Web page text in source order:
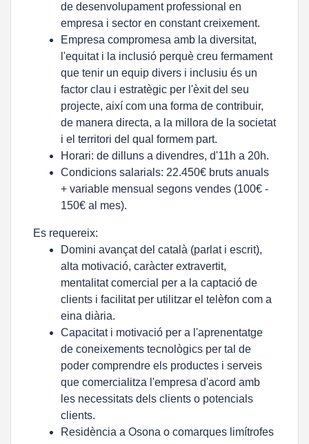
de desenvolupament professional en
empresa i sector en constant creixement.
Empresa compromesa amb la diversitat,
l'equitat i la inclusió perquè creu fermament
que tenir un equip divers i inclusiu és un
factor clau i estratègic per l'èxit del seu
projecte, així com una forma de contribuir,
de manera directa, a la millora de la societat
i el territori del qual formem part.
Horari: de dilluns a divendres, d'11h a 20h.
Condicions salarials: 22.450€ bruts anuals
+ variable mensual segons vendes (100€ -
150€ al mes).
Es requereix:
Domini avançat del català (parlat i escrit),
alta motivació, caràcter extravertit,
mentalitat comercial per a la captació de
clients i facilitat per utilitzar el telèfon com a
eina diària.
Capacitat i motivació per a l'aprenentatge
de coneixements tecnològics per tal de
poder comprendre els productes i serveis
que comercialitza l'empresa d'acord amb
les necessitats dels clients o potencials
clients.
Residència a Osona o comarques limítrofes